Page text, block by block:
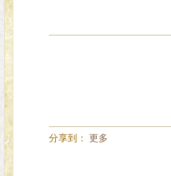
分享到： 更多